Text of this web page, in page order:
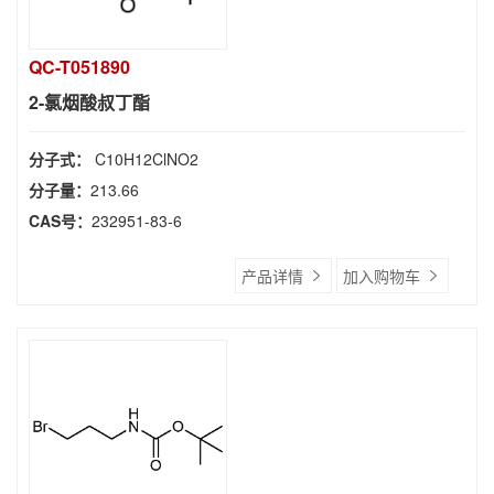
QC-T051890
2-氯烟酸叔丁酯
分子式： C10H12ClNO2
分子量： 213.66
CAS号： 232951-83-6
产品详情 加入购物车